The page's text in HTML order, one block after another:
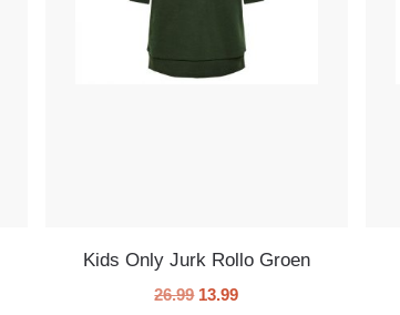
Kids Only Jurk Rollo Groen
26.99 13.99